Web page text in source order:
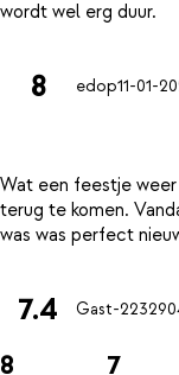
8 edop11-01-
Wat een feestje
terug te komen.
7.4 Gast-22329
8 7